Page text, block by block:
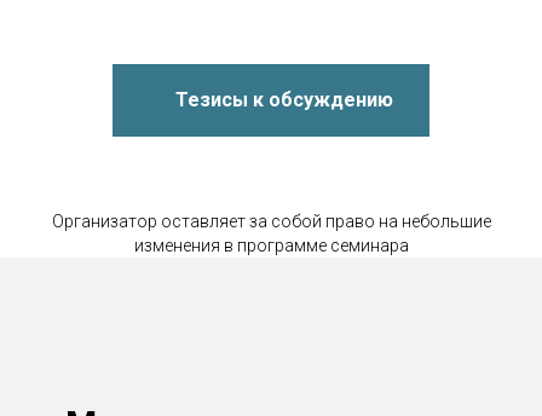
Тезисы к обсуждению
Организатор оставляет за собой право на небольшие
изменения в программе семинара